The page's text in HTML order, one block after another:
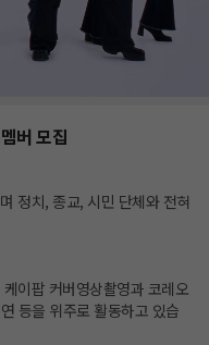
버 모집
정치, 종교, 시민 단체와 전혀
이팝 커버영상촬영과 코레오
등을 위주로 활동하고 있습